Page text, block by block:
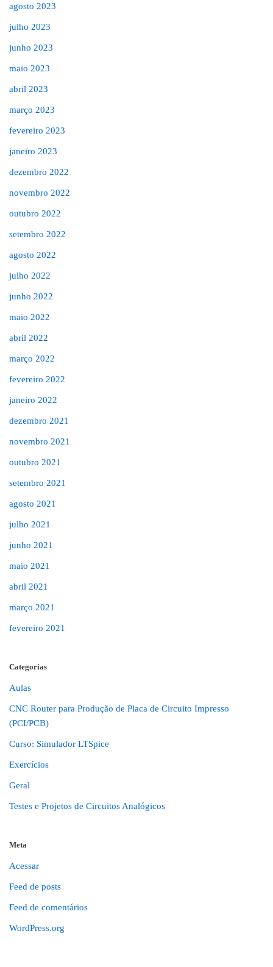
agosto 2023
julho 2023
junho 2023
maio 2023
abril 2023
março 2023
fevereiro 2023
janeiro 2023
dezembro 2022
novembro 2022
outubro 2022
setembro 2022
agosto 2022
julho 2022
junho 2022
maio 2022
abril 2022
março 2022
fevereiro 2022
janeiro 2022
dezembro 2021
novembro 2021
outubro 2021
setembro 2021
agosto 2021
julho 2021
junho 2021
maio 2021
abril 2021
março 2021
fevereiro 2021
Categorias
Aulas
CNC Router para Produção de Placa de Circuito Impresso
(PCI/PCB)
Curso: Simulador LTSpice
Exercícios
Geral
Testes e Projetos de Circuitos Analógicos
Meta
Acessar
Feed de posts
Feed de comentários
WordPress.org